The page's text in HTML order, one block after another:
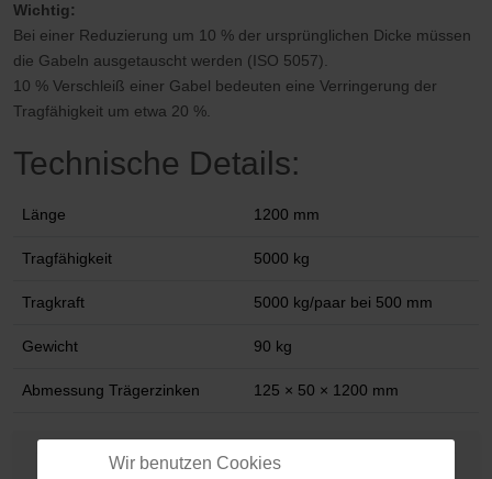
Wichtig:
Bei einer Reduzierung um 10 % der ursprünglichen Dicke müssen
die Gabeln ausgetauscht werden (ISO 5057).
10 % Verschleiß einer Gabel bedeuten eine Verringerung der
Tragfähigkeit um etwa 20 %.
Technische Details:
Länge 1200 mm
Tragfähigkeit 5000 kg
Tragkraft 5000 kg/paar bei 500 mm
Gewicht 90 kg
Abmessung Trägerzinken 125 × 50 × 1200 mm
Wir benutzen Cookies